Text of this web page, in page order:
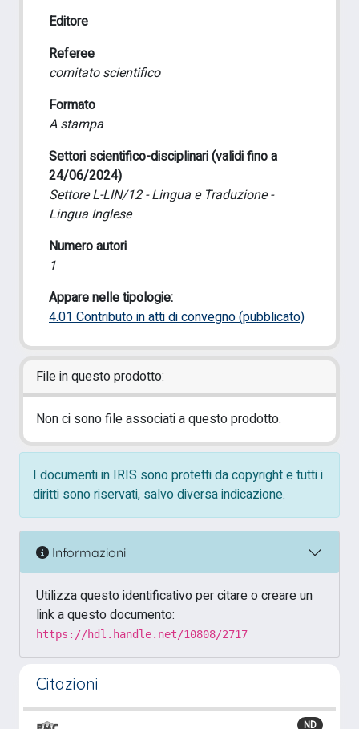
Editore
Referee
comitato scientifico
Formato
A stampa
Settori scientifico-disciplinari (validi fino a
24/06/2024)
Settore L-LIN/12 - Lingua e Traduzione -
Lingua Inglese
Numero autori
1
Appare nelle tipologie:
4.01 Contributo in atti di convegno (pubblicato)
File in questo prodotto:
Non ci sono file associati a questo prodotto.
I documenti in IRIS sono protetti da copyright e tutti i
diritti sono riservati, salvo diversa indicazione.
Informazioni
Utilizza questo identificativo per citare o creare un
link a questo documento:
https://hdl.handle.net/10808/2717
Citazioni
ND